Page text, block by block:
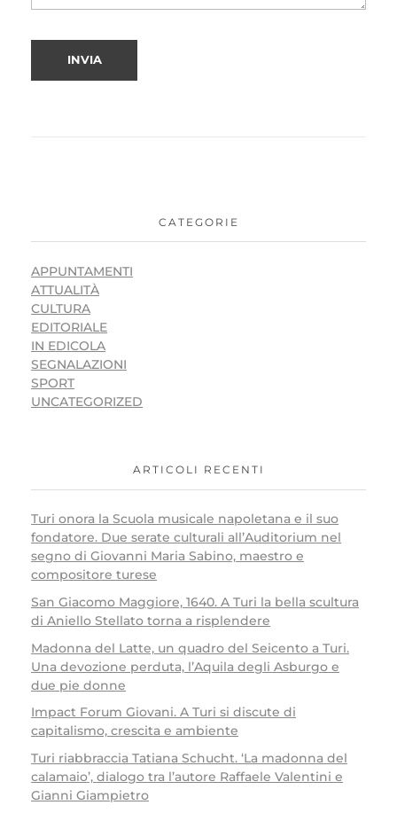
CATEGORIE
APPUNTAMENTI
ATTUALITÀ
CULTURA
EDITORIALE
IN EDICOLA
SEGNALAZIONI
SPORT
UNCATEGORIZED
ARTICOLI RECENTI
Turi onora la Scuola musicale napoletana e il suo
fondatore. Due serate culturali all’Auditorium nel
segno di Giovanni Maria Sabino, maestro e
compositore turese
San Giacomo Maggiore, 1640. A Turi la bella scultura
di Aniello Stellato torna a risplendere
Madonna del Latte, un quadro del Seicento a Turi.
Una devozione perduta, l’Aquila degli Asburgo e
due pie donne
Impact Forum Giovani. A Turi si discute di
capitalismo, crescita e ambiente
Turi riabbraccia Tatiana Schucht. ‘La madonna del
calamaio’, dialogo tra l’autore Raffaele Valentini e
Gianni Giampietro